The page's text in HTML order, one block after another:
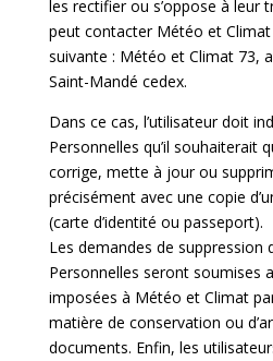
les rectifier ou s’oppose à leur
peut contacter Météo et Climat
suivante : Météo et Climat 73,
Saint-Mandé cedex.
Dans ce cas, l’utilisateur doit
Personnelles qu’il souhaiterait
corrige, mette à jour ou
précisément avec une copie
(carte d’identité ou passeport).
Les demandes de suppression
Personnelles seront soumises
imposées à Météo et Climat
matière de conservation ou
documents. Enfin, les